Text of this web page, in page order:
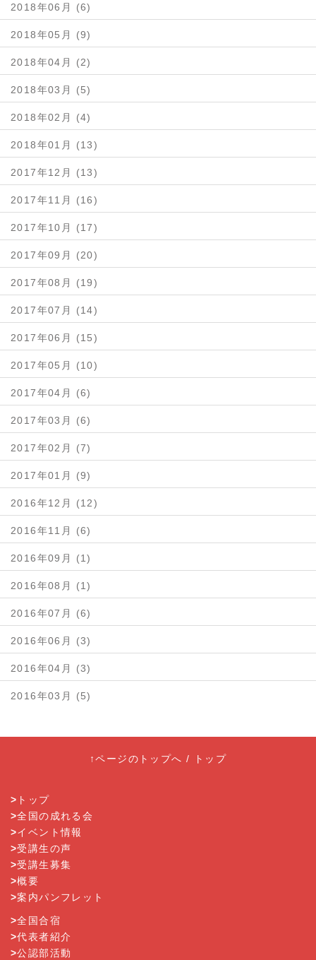
2018年06月 (6)
2018年05月 (9)
2018年04月 (2)
2018年03月 (5)
2018年02月 (4)
2018年01月 (13)
2017年12月 (13)
2017年11月 (16)
2017年10月 (17)
2017年09月 (20)
2017年08月 (19)
2017年07月 (14)
2017年06月 (15)
2017年05月 (10)
2017年04月 (6)
2017年03月 (6)
2017年02月 (7)
2017年01月 (9)
2016年12月 (12)
2016年11月 (6)
2016年09月 (1)
2016年08月 (1)
2016年07月 (6)
2016年06月 (3)
2016年04月 (3)
2016年03月 (5)
↑ページのトップへ / トップ
> トップ
>全国の成れる会
>イベント情報
>受講生の声
>受講生募集
>概要
>案内パンフレット
>全国合宿
>代表者紹介
>公認部活動